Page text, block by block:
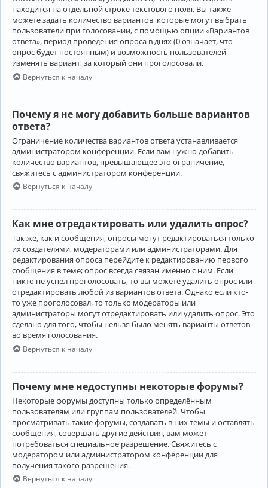
находится на отдельной строке текстового поля. Вы также
можете задать количество вариантов, которые могут выбрать
пользователи при голосовании, с помощью опции «Вариантов
ответа», период проведения опроса в днях (0 означает, что
опрос будет постоянным) и возможность пользователей
изменять вариант, за который они проголосовали.
Вернуться к началу
Почему я не могу добавить больше вариантов
ответа?
Ограничение количества вариантов ответа устанавливается
администратором конференции. Если вам нужно добавить
количество вариантов, превышающее это ограничение,
свяжитесь с администратором конференции.
Вернуться к началу
Как мне отредактировать или удалить опрос?
Так же, как и сообщения, опросы могут редактироваться только
их создателями, модераторами или администраторами. Для
редактирования опроса перейдите к редактированию первого
сообщения в теме; опрос всегда связан именно с ним. Если
никто не успел проголосовать, то вы можете удалить опрос или
отредактировать любой из вариантов ответа. Однако если кто-
то уже проголосовал, то только модераторы или
администраторы могут отредактировать или удалить опрос. Это
сделано для того, чтобы нельзя было менять варианты ответов
во время голосования.
Вернуться к началу
Почему мне недоступны некоторые форумы?
Некоторые форумы доступны только определённым
пользователям или группам пользователей. Чтобы
просматривать такие форумы, создавать в них темы и оставлять
сообщения, совершать другие действия, вам может
потребоваться специальное разрешение. Свяжитесь с
модератором или администратором конференции для
получения такого разрешения.
Вернуться к началу